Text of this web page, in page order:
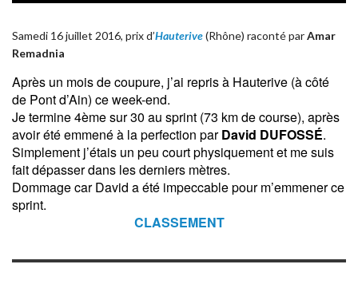
Samedi 16 juillet 2016, prix d’Hauterive(Rhône) raconté parAmar
Remadnia
Après un mois de coupure, j’ai repris à Hauterive (à côté
de Pont d’Ain) ce week-end.
Je termine 4ème sur 30 au sprint (73 km de course), après
avoir été emmené à la perfection parDavid DUFOSSÉ.
Simplement j’étais un peu court physiquement et me suis
fait dépasser dans les derniers mètres.
Dommage car David a été impeccable pour m’emmener ce
sprint.
CLASSEMENT